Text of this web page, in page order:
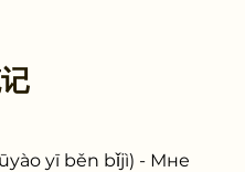
yī běn bǐjì) - Мне